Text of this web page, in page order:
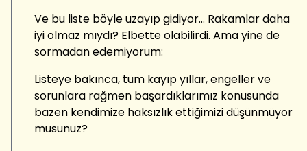
Ve bu liste böyle uzayıp gidiyor… Rakamlar daha
iyi olmaz mıydı? Elbette olabilirdi. Ama yine de
sormadan edemiyorum:
Listeye bakınca, tüm kayıp yıllar, engeller ve
sorunlara rağmen başardıklarımız konusunda
bazen kendimize haksızlık ettiğimizi düşünmüyor
musunuz?